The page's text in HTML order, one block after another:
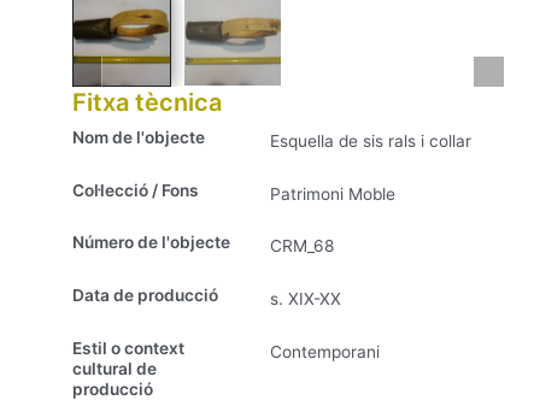
Fitxa tècnica
Nom de l'objecte Esquella de sis rals i collar
Col·lecció / Fons Patrimoni Moble
Número de l'objecte CRM_68
Data de producció s. XIX-XX
Estil o context
cultural de
producció
Contemporani